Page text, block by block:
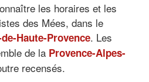
les horaires et les
des Mées, dans le
Haute-Provence. Les
de la Provence-Alpes-
recensés.